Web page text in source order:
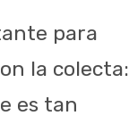
para
la colecta:
es tan